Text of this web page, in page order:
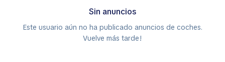
Sin anuncios
Este usuario aún no ha publicado anuncios de coches.
Vuelve más tarde!